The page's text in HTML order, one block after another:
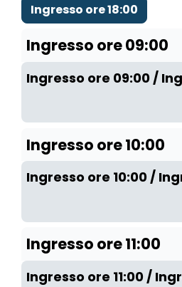
Ingresso ore 18:00
Ingresso ore 09:00
Ingresso ore 09:00 /
Ingresso ore 10:00
Ingresso ore 10:00 /
Ingresso ore 11:00
Ingresso ore 11:00 /